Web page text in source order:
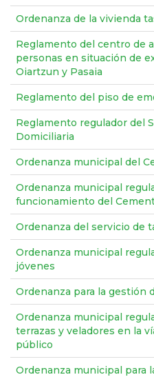
Ordenanza de la vivienda
Reglamento del centro de
personas en situación de
Oiartzun y Pasaia
Reglamento del piso de
Reglamento regulador del
Domiciliaria
Ordenanza municipal del
Ordenanza municipal
funcionamiento del
Ordenanza del servicio de
Ordenanza municipal
jóvenes
Ordenanza para la gestión
Ordenanza municipal
terrazas y veladores en la
público
Ordenanza municipal para